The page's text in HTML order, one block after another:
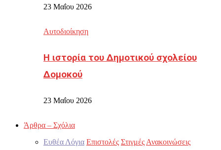
23 Μαΐου 2026
Αυτοδιοίκηση
Η ιστορία του Δημοτικού σχολείου
Δομοκού
23 Μαΐου 2026
Άρθρα – Σχόλια
Ευθέα Λόγια Επιστολές Στιγμές Ανακοινώσεις